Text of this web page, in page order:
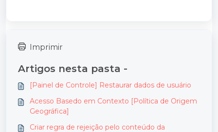
Imprimir
Artigos nesta pasta -
[Painel de Controle] Restaurar dados de usuário
Acesso Basedo em Contexto [Política de Origem
Geográfica]
Criar regra de rejeição pelo conteúdo da